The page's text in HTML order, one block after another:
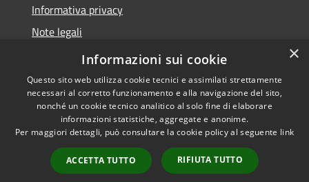
Informativa privacy
Note legali
Dichiarazione di accessibilità
Accessibilità
Copyright © 2026 • Comune di
Brenzone sul Garda • Powered
byMunicipium
Accesso
redazione
×
Informazioni sui cookie
Questo sito web utilizza cookie tecnici e assimilati strettamente
necessari al corretto funzionamento e alla navigazione del sito,
nonché un cookie tecnico analitico al solo fine di elaborare
informazioni statistiche, aggregate e anonime.
Per maggiori dettagli, può consultare la cookie policy al seguente link
ACCETTA TUTTO RIFIUTA TUTTO